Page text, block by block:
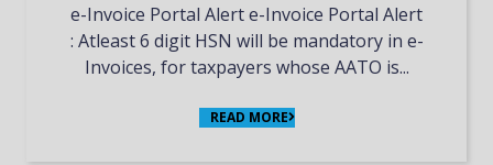
e-Invoice Portal Alert e-Invoice Portal Alert
: Atleast 6 digit HSN will be mandatory in e-
Invoices, for taxpayers whose AATO is...
READ MORE